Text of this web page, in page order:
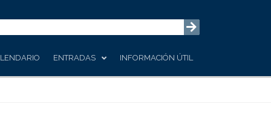
ENTRADAS INFORMACIÓN ÚTIL